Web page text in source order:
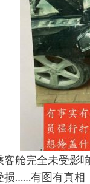
客舱完全未受
……有图有真